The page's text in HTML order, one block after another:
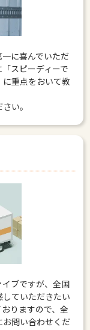
に喜んでいただ
スピーディーで
重点をおいて教
い。
ブですが、全国
ていただきたい
りますので、全
問い合わせくだ